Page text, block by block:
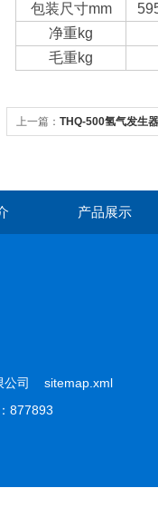
包装尺寸mm
净重kg
毛重kg
上一篇： THQ-500氢气发生器
产品展示
公司 sitemap.xml
877893